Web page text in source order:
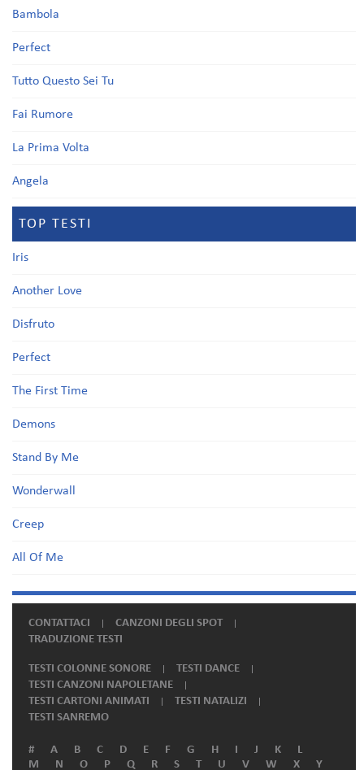
Bambola
Perfect
Tutto Questo Sei Tu
Fai Rumore
La Prima Volta
Angela
TOP TESTI
Iris
Another Love
Disfruto
Perfect
The First Time
Demons
Stand By Me
Wonderwall
Creep
All Of Me
CONTATTACI
CANZONI DEGLI SPOT
TRADUZIONE TESTI
TESTI COLONNE SONORE
TESTI DANCE
TESTI CANZONI NAPOLETANE
TESTI CARTONI ANIMATI
TESTI NATALIZI
TESTI SANREMO
# A B C D E F G H I J K
L
M
N O P Q R S T U V W X Y